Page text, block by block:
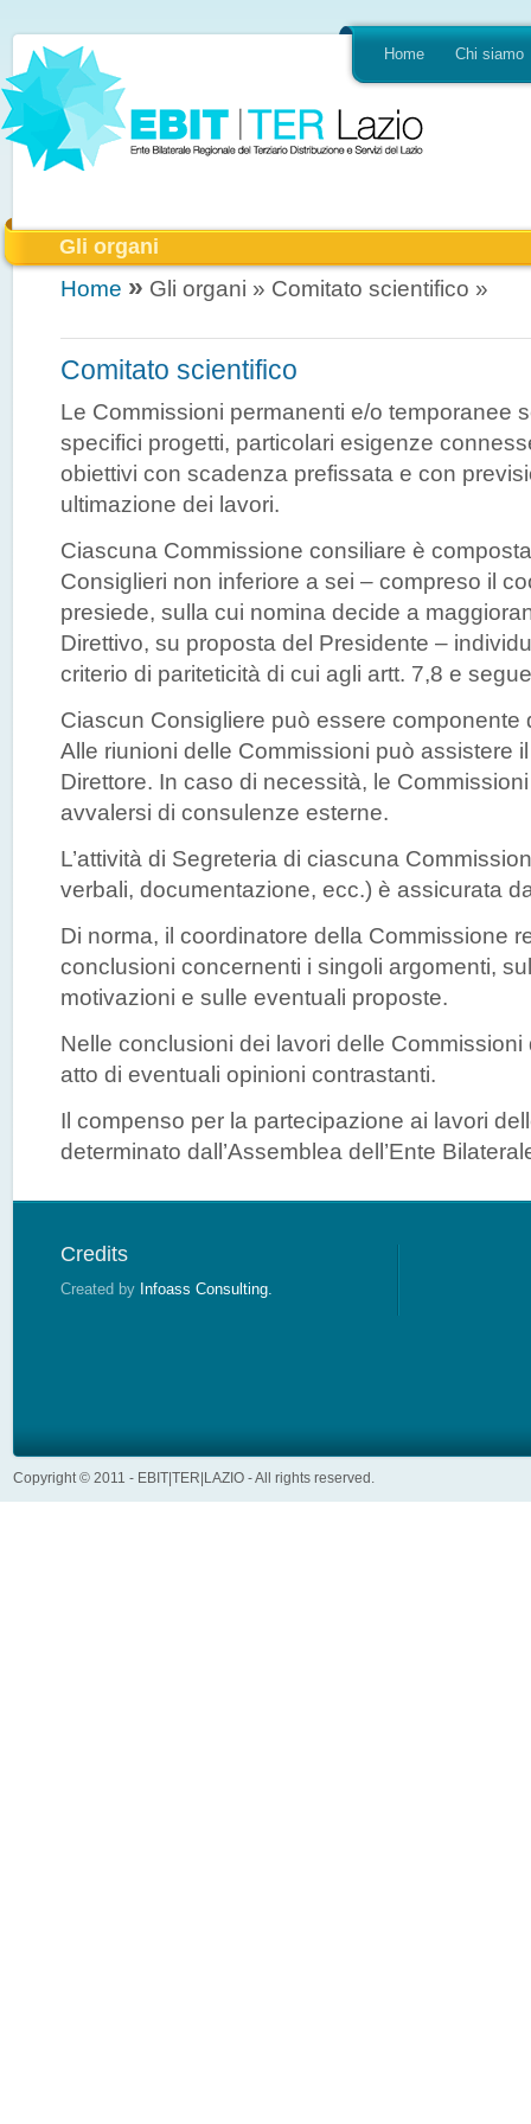
Home Chi siamo
Gli organi
Home » Gli organi » Comitato scientifico »
Comitato scientifico
Le Commissioni permanenti e/o temporanee
specifici progetti, particolari esigenze
obiettivi con scadenza prefissata e con
ultimazione dei lavori.
Ciascuna Commissione consiliare è
Consiglieri non inferiore a sei – compreso il
presiede, sulla cui nomina decide a
Direttivo, su proposta del Presidente –
criterio di pariteticità di cui agli artt. 7,8 e
Ciascun Consigliere può essere componente
Alle riunioni delle Commissioni può assistere
Direttore. In caso di necessità, le
avvalersi di consulenze esterne.
L’attività di Segreteria di ciascuna
verbali, documentazione, ecc.) è assicurata
Di norma, il coordinatore della Commissione
conclusioni concernenti i singoli argomenti,
motivazioni e sulle eventuali proposte.
Nelle conclusioni dei lavori delle
atto di eventuali opinioni contrastanti.
Il compenso per la partecipazione ai lavori
determinato dall’Assemblea dell’Ente
Credits
Created by Infoass Consulting.
Copyright © 2011 - EBIT|TER|LAZIO - All rights reserved.